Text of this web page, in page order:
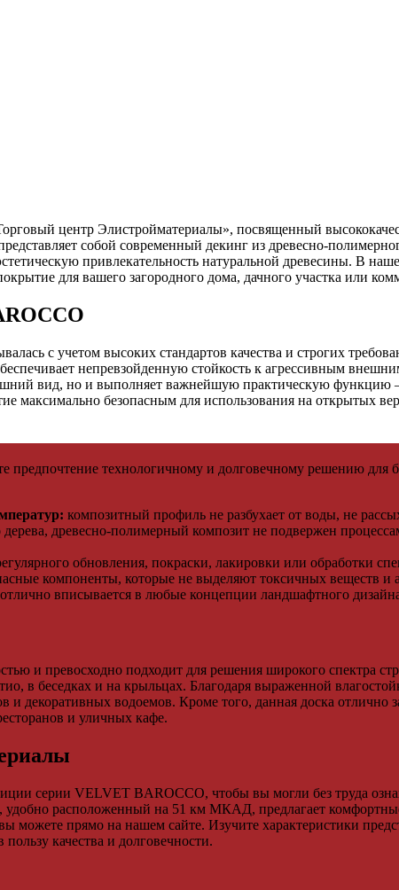
центр Элистройматериалы», посвященный
собой современный декинг из древесно-
привлекательность натуральной древесины. В
для вашего загородного дома, дачного участка или
с учетом высоких стандартов качества и строгих
непревзойденную стойкость к агрессивным
вид, но и выполняет важнейшую практическую функцию
максимально безопасным для использования на открытых
предпочтение технологичному и долговечному решению
композитный профиль не разбухает от воды, не
дерева, древесно-полимерный композит не подвержен
обновления, покраски, лакировки или обработки
компоненты, которые не выделяют токсичных веществ
вписывается в любые концепции ландшафтного
и превосходно подходит для решения широкого спектра
в беседках и на крыльцах. Благодаря выраженной
декоративных водоемов. Кроме того, данная доска отлично
и уличных кафе.
серии VELVET BAROCCO, чтобы вы могли без труда
расположенный на 51 км МКАД, предлагает
можете прямо на нашем сайте. Изучите характеристики
качества и долговечности.